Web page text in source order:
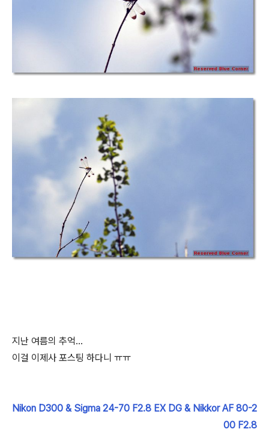
지난 여름의 추억...
이걸 이제사 포스팅 하다니 ㅠㅠ
Nikon D300 & Sigma 24-70 F2.8 EX DG & Nikkor AF 80-2
00 F2.8